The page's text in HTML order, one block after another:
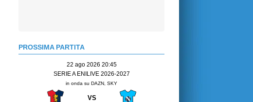
PROSSIMA PARTITA
22 ago 2026 20:45
SERIE A ENILIVE 2026-2027
in onda su DAZN, SKY
VS